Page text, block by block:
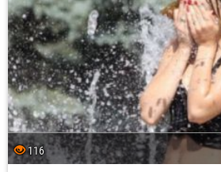
116